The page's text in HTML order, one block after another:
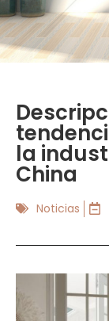
la
China
Noticias